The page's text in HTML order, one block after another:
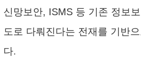
신망보안, ISMS 등 기존 정보
도로 다뤄진다는 전재를 기반으
다.